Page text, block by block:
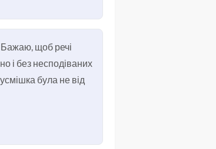
Бажаю, щоб речі
і без несподіваних
була не від